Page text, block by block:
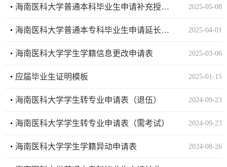
海南医科大学普通本科毕业生申请补充授予学士学位资格操作流程图 2025-05-08
海南医科大学普通本专科毕业生申请延长学习年限操作流程图 2025-04-01
海南医科大学学生学籍信息更改申请表 2025-03-06
应届毕业生证明模板 2025-01-15
海南医科大学学生转专业申请表（退伍） 2024-09-23
海南医科大学学生转专业申请表（需考试） 2024-09-23
海南医科大学学生学籍异动申请表 2024-08-26